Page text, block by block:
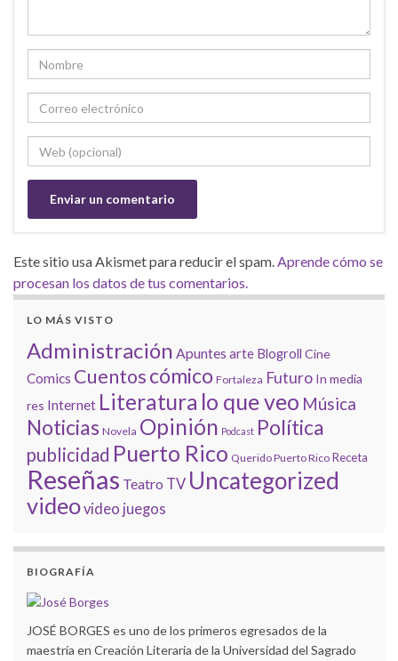
Este sitio usa Akismet para reducir el spam.Aprende cómo se
procesan los datos de tus comentarios.
LO MÁS VISTO
Administración Apuntes arte Blogroll Cine
Comics Cuentoscómico Fortaleza Futuro In media
res Internet Literatura lo que veo Música
Noticias Novela Opinión Podcast Política
publicidad Puerto Rico Querido Puerto Rico Receta
Reseñas Teatro TV Uncategorized
videovideo juegos
BIOGRAFÍA
JOSÉ BORGES es uno de los primeros egresados de la
maestría en Creación Literaria de la Universidad del Sagrado